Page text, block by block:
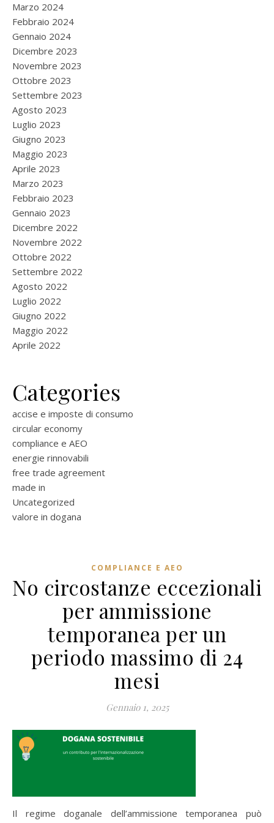
Marzo 2024
Febbraio 2024
Gennaio 2024
Dicembre 2023
Novembre 2023
Ottobre 2023
Settembre 2023
Agosto 2023
Luglio 2023
Giugno 2023
Maggio 2023
Aprile 2023
Marzo 2023
Febbraio 2023
Gennaio 2023
Dicembre 2022
Novembre 2022
Ottobre 2022
Settembre 2022
Agosto 2022
Luglio 2022
Giugno 2022
Maggio 2022
Aprile 2022
Categories
accise e imposte di consumo
circular economy
compliance e AEO
energie rinnovabili
free trade agreement
made in
Uncategorized
valore in dogana
COMPLIANCE E AEO
No circostanze eccezionali
per ammissione
temporanea per un
periodo massimo di 24
mesi
Gennaio 1, 2025
Il regime doganale dell’ammissione temporanea può